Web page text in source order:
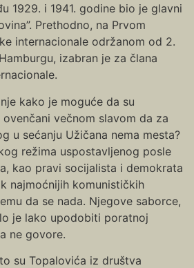
1929. i 1941. godine bio je glavni
Prethodno, na Prvom
internacionale održanom od 2.
izabran je za člana
kako je moguće da su
večnom slavom da za
u sećanju Užičana nema mesta?
režima uspostavljenog posle
kao pravi socijalista i demokrata
najmoćnijih komunističkih
da se nada. Njegove saborce,
je lako upodobiti poratnoj
ne govore.
su Topalovića iz društva